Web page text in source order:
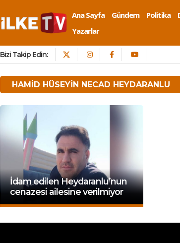
Ana Sayfa Gündem Politika
Yazarlar
Bizi Takip Edin:
HAMID HÜSEYIN NECAD HEYDARANLU
İdam edilen Heydaranlu’nun
cenazesi ailesine verilmiyor